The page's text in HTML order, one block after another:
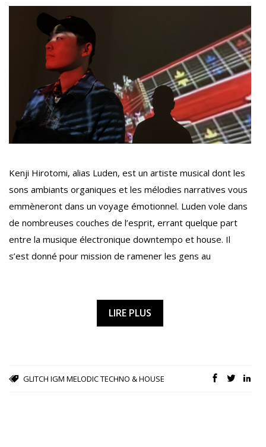
Kenji Hirotomi, alias Luden, est un artiste musical dont les
sons ambiants organiques et les mélodies narratives vous
emmèneront dans un voyage émotionnel. Luden vole dans
de nombreuses couches de l’esprit, errant quelque part
entre la musique électronique downtempo et house. Il
s’est donné pour mission de ramener les gens au
LIRE PLUS
GLITCH IGM MELODIC TECHNO & HOUSE